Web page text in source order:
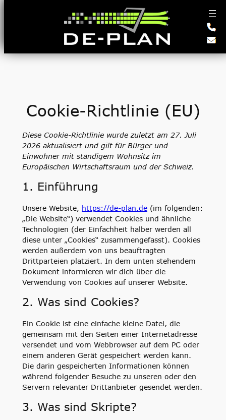
springen
Cookie-Richtlinie (EU)
Diese Cookie-Richtlinie wurde zuletzt am 27. Juli
2026 aktualisiert und gilt für Bürger und
Einwohner mit ständigem Wohnsitz im
Europäischen Wirtschaftsraum und der Schweiz.
1. Einführung
Unsere Website, https://de-plan.de(im folgenden:
„Die Website“) verwendet Cookies und ähnliche
Technologien (der Einfachheit halber werden all
diese unter „Cookies“ zusammengefasst). Cookies
werden außerdem von uns beauftragten
Drittparteien platziert. In dem unten stehendem
Dokument informieren wir dich über die
Verwendung von Cookies auf unserer Website.
2. Was sind Cookies?
Ein Cookie ist eine einfache kleine Datei, die
gemeinsam mit den Seiten einer Internetadresse
versendet und vom Webbrowser auf dem PC oder
einem anderen Gerät gespeichert werden kann.
Die darin gespeicherten Informationen können
während folgender Besuche zu unseren oder den
Servern relevanter Drittanbieter gesendet werden.
3. Was sind Skripte?